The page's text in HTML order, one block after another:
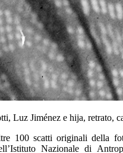
Luz Jiménez e hija, retrato,
100 scatti originali della
Nazionale di